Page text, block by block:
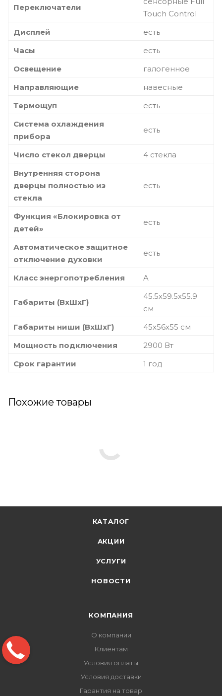
Переключатели
Touch Control
Дисплей
есть
Часы
есть
Освещение
галогенное
Направляющие
навесные
Термощуп
есть
Система охлаждения
прибора
есть
Число стекол дверцы
4 стекла
Внутренняя сторона
дверцы полностью из
стекла
есть
Функция «Блокировка от
детей»
есть
Автоматическое защитное
отключение духовки
есть
Класс энергопотребления A
Габариты (ВхШхГ)
45.5х59.5х55.9
см
Габариты ниши (ВхШхГ)
45x56x55 см
Мощность подключения
2900 Вт
Срок гарантии
1 год
Похожие товары
КАТАЛОГ
АКЦИИ
УСЛУГИ
НОВОСТИ
КОМПАНИЯ
О компании
Клиентам
Условия оплаты
Условия доставки
Гарантия на товар